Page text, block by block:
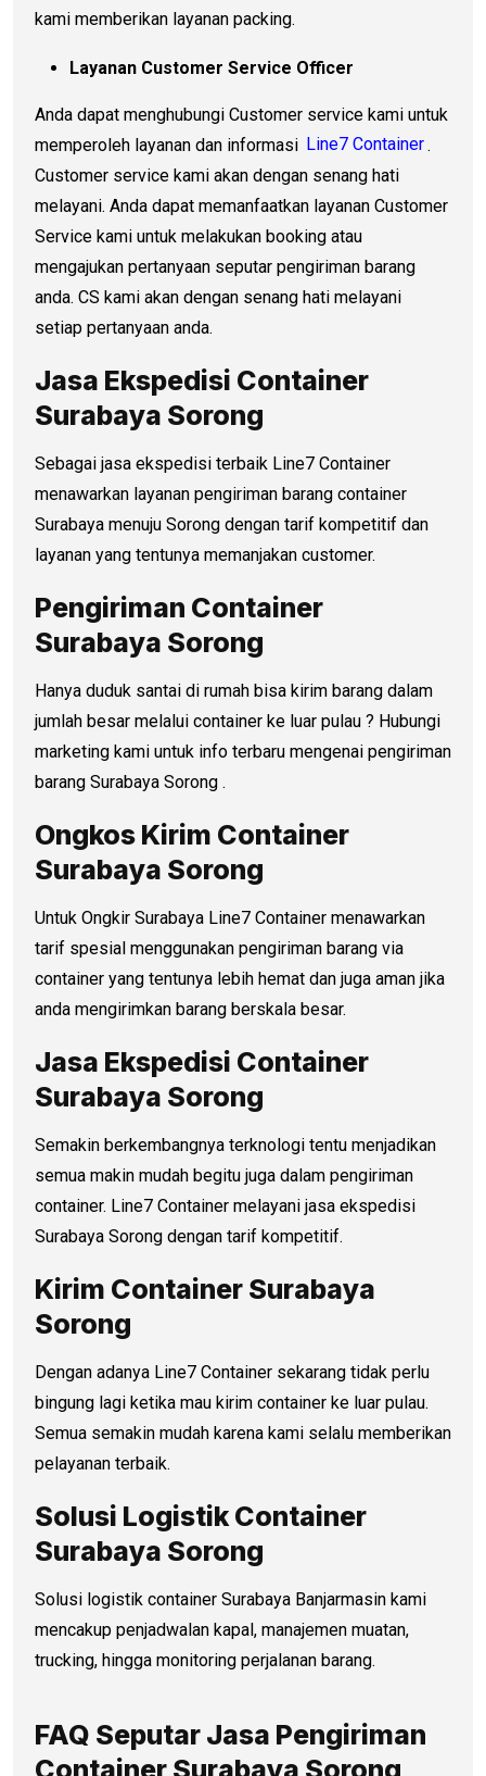
kami memberikan layanan packing.
Layanan Customer Service Officer
Anda dapat menghubungi Customer service kami untuk
memperoleh layanan dan informasi Line7 Container .
Customer service kami akan dengan senang hati
melayani. Anda dapat memanfaatkan layanan Customer
Service kami untuk melakukan booking atau
mengajukan pertanyaan seputar pengiriman barang
anda. CS kami akan dengan senang hati melayani
setiap pertanyaan anda.
Jasa Ekspedisi Container
Surabaya Sorong
Sebagai jasa ekspedisi terbaik Line7 Container
menawarkan layanan pengiriman barang container
Surabaya menuju Sorong dengan tarif kompetitif dan
layanan yang tentunya memanjakan customer.
Pengiriman Container
Surabaya Sorong
Hanya duduk santai di rumah bisa kirim barang dalam
jumlah besar melalui container ke luar pulau ? Hubungi
marketing kami untuk info terbaru mengenai pengiriman
barang Surabaya Sorong .
Ongkos Kirim Container
Surabaya Sorong
Untuk Ongkir Surabaya Line7 Container menawarkan
tarif spesial menggunakan pengiriman barang via
container yang tentunya lebih hemat dan juga aman jika
anda mengirimkan barang berskala besar.
Jasa Ekspedisi Container
Surabaya Sorong
Semakin berkembangnya terknologi tentu menjadikan
semua makin mudah begitu juga dalam pengiriman
container. Line7 Container melayani jasa ekspedisi
Surabaya Sorong dengan tarif kompetitif.
Kirim Container Surabaya
Sorong
Dengan adanya Line7 Container sekarang tidak perlu
bingung lagi ketika mau kirim container ke luar pulau.
Semua semakin mudah karena kami selalu memberikan
pelayanan terbaik.
Solusi Logistik Container
Surabaya Sorong
Solusi logistik container Surabaya Banjarmasin kami
mencakup penjadwalan kapal, manajemen muatan,
trucking, hingga monitoring perjalanan barang.
FAQ Seputar Jasa Pengiriman
Container Surabaya Sorong